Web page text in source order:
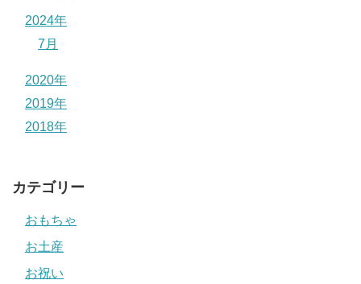
2024年
7月
2020年
2019年
2018年
カテゴリー
おもちゃ
お土産
お祝い